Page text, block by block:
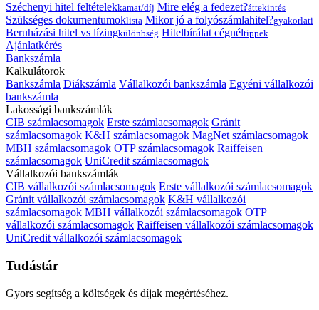
Széchenyi hitel feltételekkamat/díj Mire elég a fedezet?áttekintés
Szükséges dokumentumoklista Mikor jó a folyószámlahitel?gyakorlati
Beruházási hitel vs lízingkülönbség Hitelbírálat cégnéltippek
Ajánlatkérés
Bankszámla
Kalkulátorok
Bankszámla Diákszámla Vállalkozói bankszámla Egyéni vállalkozói
bankszámla
Lakossági bankszámlák
CIB számlacsomagok Erste számlacsomagok Gránit
számlacsomagok K&H számlacsomagok MagNet számlacsomagok
MBH számlacsomagok OTP számlacsomagok Raiffeisen
számlacsomagok UniCredit számlacsomagok
Vállalkozói bankszámlák
CIB vállalkozói számlacsomagok Erste vállalkozói számlacsomagok
Gránit vállalkozói számlacsomagok K&H vállalkozói
számlacsomagok MBH vállalkozói számlacsomagok OTP
vállalkozói számlacsomagok Raiffeisen vállalkozói számlacsomagok
UniCredit vállalkozói számlacsomagok
Tudástár
Gyors segítség a költségek és díjak megértéséhez.